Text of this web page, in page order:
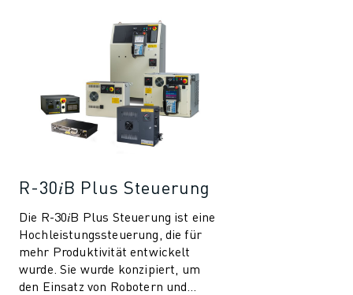
R-30𝑖B Plus Steuerung
Die R-30𝑖B Plus Steuerung ist eine
Hochleistungssteuerung, die für
mehr Produktivität entwickelt
wurde. Sie wurde konzipiert, um
den Einsatz von Robotern und